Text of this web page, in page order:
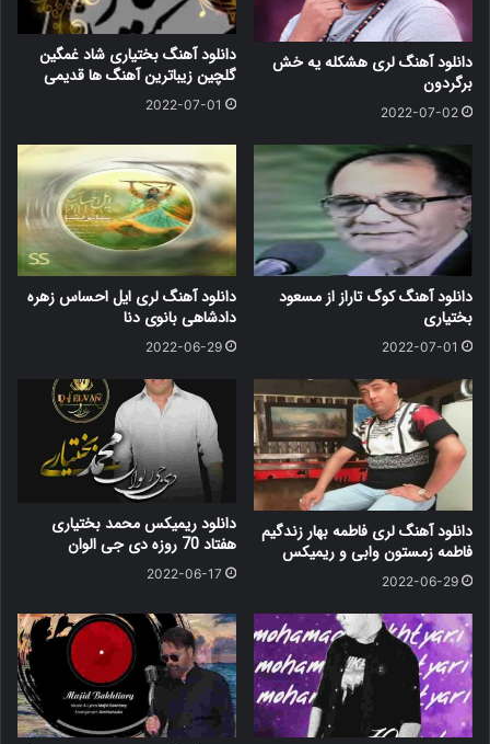
دانلود آهنگ لری هشکله یه خش
برگردون
2022-07-02
دانلود آهنگ بختیاری شاد غمگین
گلچین زیباترین آهنگ ها قدیمی
2022-07-01
دانلود آهنگ کوگ تاراز از مسعود
بختیاری
2022-07-01
دانلود آهنگ لری ایل احساس زهره
دادشاهی بانوی دنا
2022-06-29
دانلود آهنگ لری فاطمه بهار زندگیم
فاطمه زمستون وابی و ریمیکس
2022-06-29
دانلود ریمیکس محمد بختیاری
هفتاد 70 روزه دی جی الوان
2022-06-17